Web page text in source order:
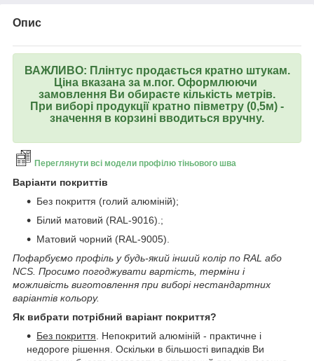
Опис
ВАЖЛИВО: Плінтус продається кратно штукам.
Ціна вказана за м.пог. Оформлюючи
замовлення Ви обираєте кількість метрів.
При виборі продукції кратно півметру (0,5м) -
значення в корзині вводиться вручну.
Переглянути всі модели профілю тіньового шва
Варіанти покриттів
Без покриття (голий алюміній);
Білий матовий (RAL-9016).;
Матовий чорний (RAL-9005).
Пофарбуємо профіль у будь-який інший колір по RAL або
NCS. Просимо погоджувати вартість, терміни і
можливість виготовлення при виборі нестандартних
варіантів кольору.
Як вибрати потрібний варіант покриття?
Без покриття . Непокритий алюміній - практичне і
недороге рішення. Оскільки в більшості випадків Ви